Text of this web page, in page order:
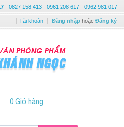
0827 158 413 - 0961 208 617 - 0962 981 017
Tài khoản Đăng nhập hoặc Đăng ký
0 Giỏ hàng